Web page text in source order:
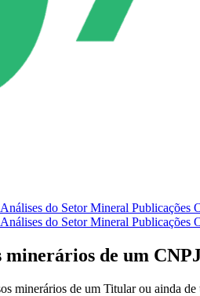
Análises do Setor Mineral Publicações
Análises do Setor Mineral Publicações
minerários de um
minerários de um Titular ou ainda